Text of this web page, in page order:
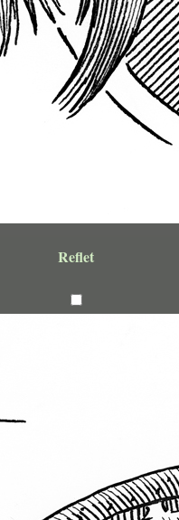
Reflet
encre noire sur papier
beaucoup ce genre de
Étapes: